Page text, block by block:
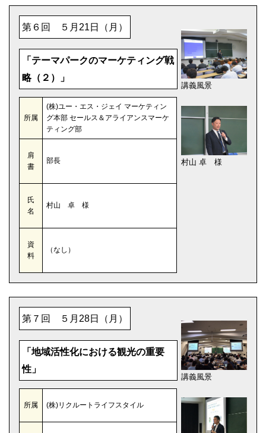
第６回 ５月21日（月）
「テーマパークのマーケティング戦
略（２）」
所属
(株)ユー・エス・ジェイ マーケティン
グ本部 セールス＆アライアンスマーケ
ティング部
肩
書
部長
氏
名
村山 卓 様
資
料
（なし）
講義風景
村山 卓 様
第７回 ５月28日（月）
「地域活性化における観光の重要
性」
所属 (株)リクルートライフスタイル
講義風景